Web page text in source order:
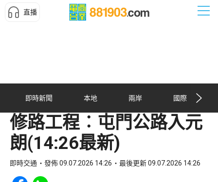
直播
即時新聞 本地 兩岸 國際
修路工程︰屯門公路入元
朗(14:26最新)
即時交通 發佈 09.07.2026 14:26 最後更新 09.07.2026 14:26
Share to Facebook
Share to WhatsApp